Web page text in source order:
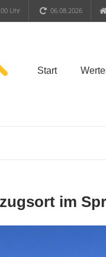
Uhr 06.08.2026
Start
im